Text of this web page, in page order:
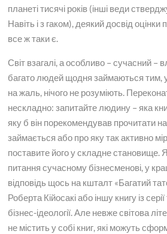
планеті тисячі років (інші веди
Навіть і з гаком), деякий досвід оцінки
все ж таки є.
Світ взагалі, а особливо – сучасний –
багато людей щодня займаються тим,
на жаль, нічого не розуміють.
нескладно: запитайте людину – яка
яку б він порекомендував прочитати
займається або про яку так активно
поставите його у складне становище.
питання сучасному бізнесменові, у
відповідь щось на кшталт «Багатий
Роберта Кійосакі або іншу книгу із
бізнес-ідеології. Але невже світова
не містить у собі книг, які можуть